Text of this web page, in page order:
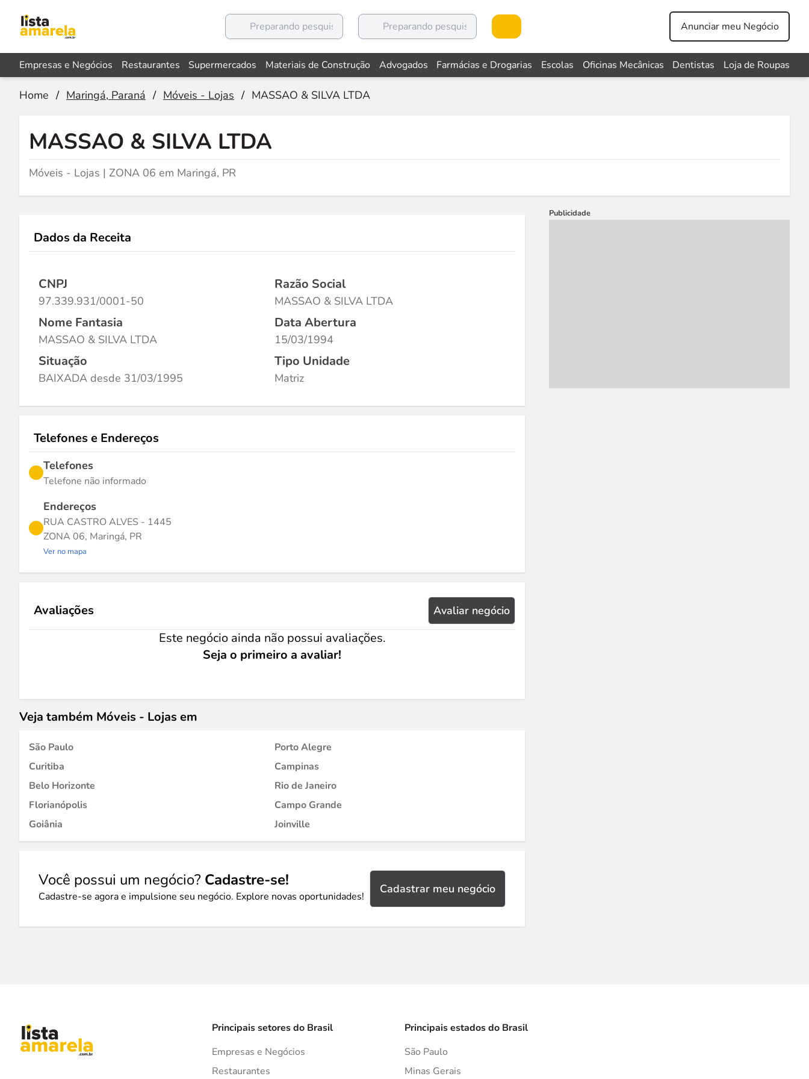
Anunciar meu Negócio
Empresas e Negócios Restaurantes Supermercados Materiais de Construção Advogados Farmácias e Drogarias Escolas Oficinas Mecânicas Dentistas Loja de Roupas
Home / Maringá, Paraná / Móveis - Lojas / MASSAO & SILVA LTDA
MASSAO & SILVA LTDA
Móveis - Lojas | ZONA 06 em Maringá, PR
Dados da Receita
CNPJ
97.339.931/0001-50
Razão Social
MASSAO & SILVA LTDA
Nome Fantasia
MASSAO & SILVA LTDA
Data Abertura
15/03/1994
Situação
BAIXADA desde 31/03/1995
Tipo Unidade
Matriz
Telefones e Endereços
Telefones
Telefone não informado
Endereços
RUA CASTRO ALVES - 1445
ZONA 06, Maringá, PR
Ver no mapa
Avaliações Avaliar negócio
Este negócio ainda não possui avaliações.
Seja o primeiro a avaliar!
Veja também Móveis - Lojas em
São Paulo
Porto Alegre
Curitiba
Campinas
Belo Horizonte
Rio de Janeiro
Florianópolis
Campo Grande
Goiânia
Joinville
Você possui um negócio? Cadastre-se!
Cadastre-se agora e impulsione seu negócio. Explore novas oportunidades!
Cadastrar meu negócio
Publicidade
Principais setores do Brasil
Empresas e Negócios
Restaurantes
Principais estados do Brasil
São Paulo
Minas Gerais